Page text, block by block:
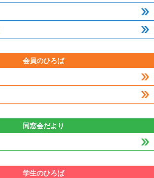
会員のひろば
同窓会だより
学生のひろば